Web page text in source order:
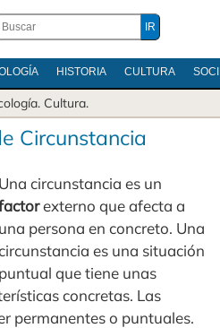
HISTORIA CULTURA
. Cultura.
Circunstancia
Una circunstancia es un
externo que afecta a
una persona en concreto. Una
es una situación
puntual que tiene unas
concretas. Las
permanentes o puntuales.